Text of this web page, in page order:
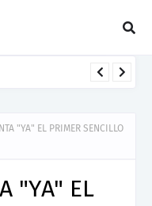
"YA" EL PRIMER SENCILLO
"YA" EL